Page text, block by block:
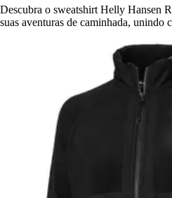
Descubra o sweatshirt Helly Hansen
suas aventuras de caminhada, unindo